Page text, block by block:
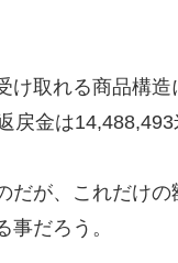
取れる商品構
金は14,488,493
だが、これだけ
だろう。